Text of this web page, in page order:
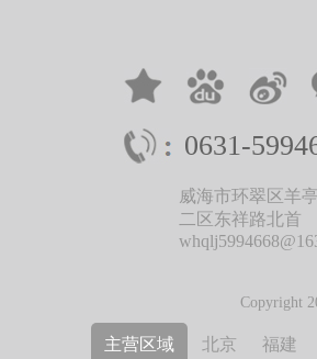
0631-
威海市环翠区羊
二区东祥路北首
Copyright
主营区域 北京 福建